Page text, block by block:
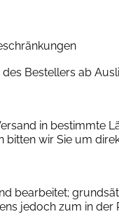
Bestellers ab
in bestimmte
wir Sie um
bearbeitet;
jedoch zum in